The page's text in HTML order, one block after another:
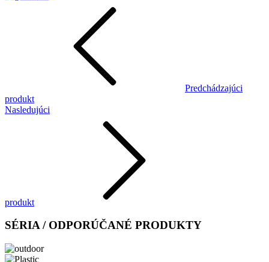
Predchádzajúci
produkt
Nasledujúci
produkt
SÉRIA / ODPORÚČANÉ PRODUKTY